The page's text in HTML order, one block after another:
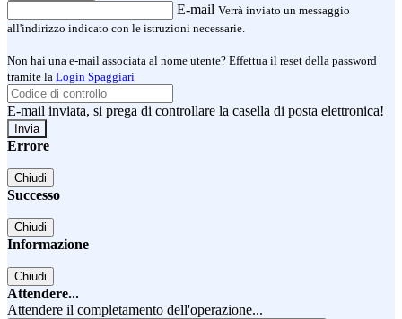
E-mail Verrà inviato un messaggio
all'indirizzo indicato con le istruzioni necessarie.
Non hai una e-mail associata al nome utente? Effettua il reset della password
tramite la Login Spaggiari
E-mail inviata, si prega di controllare la casella di posta elettronica!
Errore
Chiudi
Successo
Chiudi
Informazione
Chiudi
Attendere...
Attendere il completamento dell'operazione...